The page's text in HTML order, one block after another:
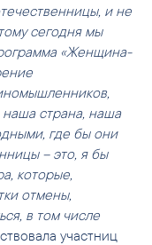
и не
сегодня мы
«Женщина-
наша страна, наша
где бы они
– это, я бы
которые,
отмены,
в том числе
участниц